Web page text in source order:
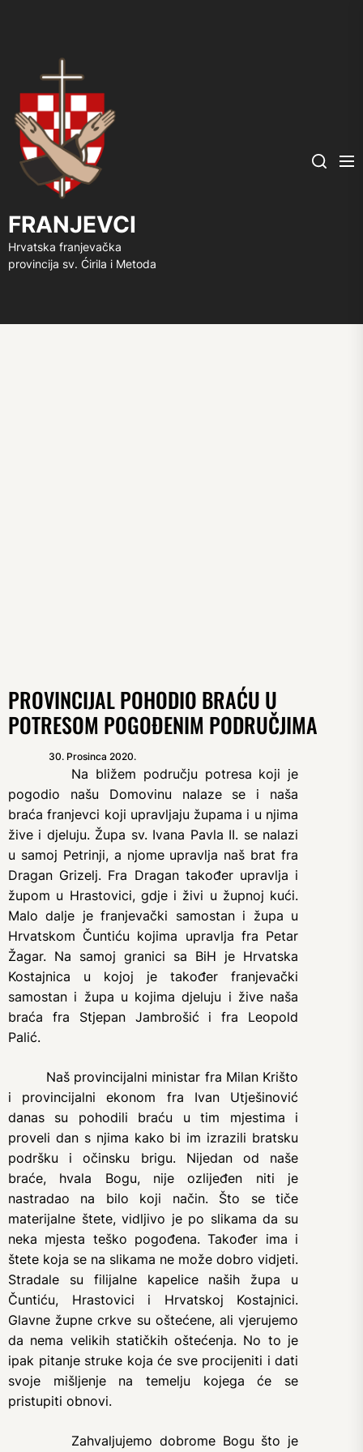
FRANJEVCI
Hrvatska franjevačka
provincija sv. Ćirila i Metoda
Search
PROVINCIJAL POHODIO BRAĆU U
POTRESOM POGOĐENIM PODRUČJIMA
30. Prosinca 2020.
Na bližem području potresa koji je
pogodio našu Domovinu nalaze se i naša
braća franjevci koji upravljaju župama i u njima
žive i djeluju. Župa sv. Ivana Pavla II. se nalazi
u samoj Petrinji, a njome upravlja naš brat fra
Dragan Grizelj. Fra Dragan također upravlja i
župom u Hrastovici, gdje i živi u župnoj kući.
Malo dalje je franjevački samostan i župa u
Hrvatskom Čuntiću kojima upravlja fra Petar
Žagar. Na samoj granici sa BiH je Hrvatska
Kostajnica u kojoj je također franjevački
samostan i župa u kojima djeluju i žive naša
braća fra Stjepan Jambrošić i fra Leopold
Palić.
Naš provincijalni ministar fra Milan Krišto
i provincijalni ekonom fra Ivan Utješinović
danas su pohodili braću u tim mjestima i
proveli dan s njima kako bi im izrazili bratsku
podršku i očinsku brigu. Nijedan od naše
braće, hvala Bogu, nije ozlijeđen niti je
nastradao na bilo koji način. Što se tiče
materijalne štete, vidljivo je po slikama da su
neka mjesta teško pogođena. Također ima i
štete koja se na slikama ne može dobro vidjeti.
Stradale su filijalne kapelice naših župa u
Čuntiću, Hrastovici i Hrvatskoj Kostajnici.
Glavne župne crkve su oštećene, ali vjerujemo
da nema velikih statičkih oštećenja. No to je
ipak pitanje struke koja će sve procijeniti i dati
svoje mišljenje na temelju kojega će se
pristupiti obnovi.
Zahvaljujemo dobrome Bogu što je